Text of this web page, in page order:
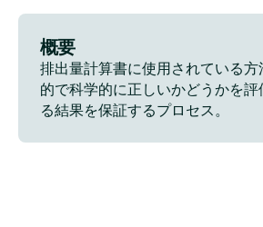
概要
排出量計算書に使用されている
的で科学的に正しいかどうかを評
る結果を保証するプロセス。